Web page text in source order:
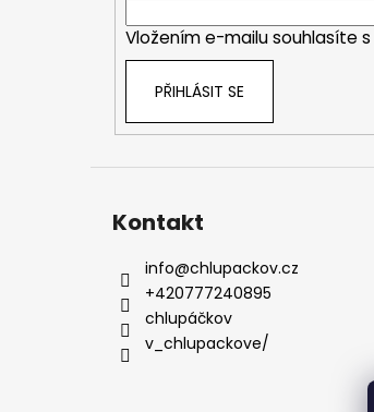
Vložením e-mailu souhlasíte s
PŘIHLÁSIT SE
Kontakt
info@chlupackov.cz
+420777240895
chlupáčkov
v_chlupackove/